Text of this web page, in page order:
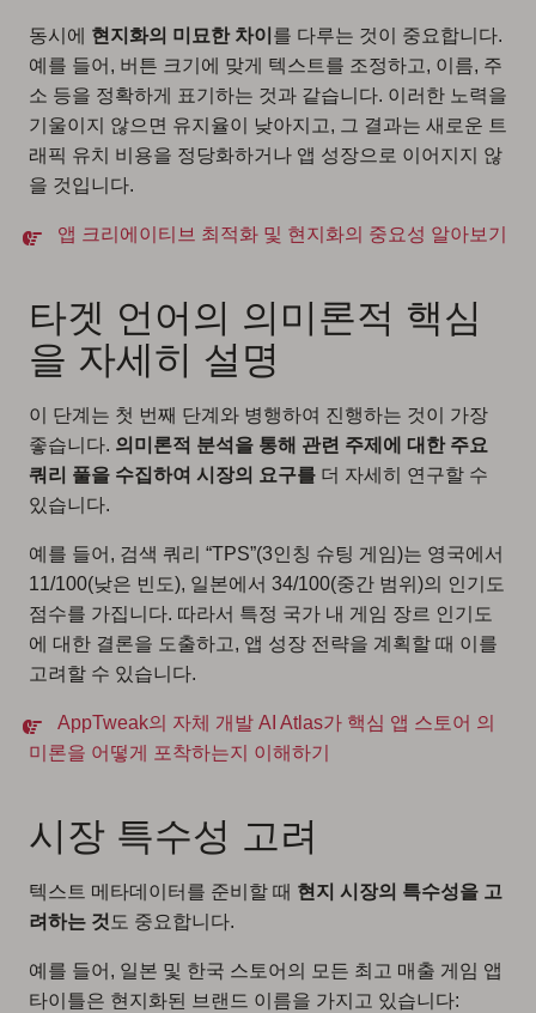
동시에 현지화의 미묘한 차이 를 다루는 것이 중요합니다.
예를 들어, 버튼 크기에 맞게 텍스트를 조정하고, 이름, 주
소 등을 정확하게 표기하는 것과 같습니다. 이러한 노력을
기울이지 않으면 유지율이 낮아지고, 그 결과는 새로운 트
래픽 유치 비용을 정당화하거나 앱 성장으로 이어지지 않
을 것입니다.
앱 크리에이티브 최적화 및 현지화의 중요성 알아보기
타겟 언어의 의미론적 핵심
을 자세히 설명
이 단계는 첫 번째 단계와 병행하여 진행하는 것이 가장
좋습니다. 의미론적 분석을 통해 관련 주제에 대한 주요
쿼리 풀을 수집하여 시장의 요구를 더 자세히 연구할 수
있습니다.
예를 들어, 검색 쿼리 “TPS”(3인칭 슈팅 게임)는 영국에서
11/100(낮은 빈도), 일본에서 34/100(중간 범위)의 인기도
점수를 가집니다. 따라서 특정 국가 내 게임 장르 인기도
에 대한 결론을 도출하고, 앱 성장 전략을 계획할 때 이를
고려할 수 있습니다.
AppTweak의 자체 개발 AI Atlas가 핵심 앱 스토어 의
미론을 어떻게 포착하는지 이해하기
시장 특수성 고려
텍스트 메타데이터를 준비할 때 현지 시장의 특수성을 고
려하는 것 도 중요합니다.
예를 들어, 일본 및 한국 스토어의 모든 최고 매출 게임 앱
타이틀은 현지화된 브랜드 이름을 가지고 있습니다: